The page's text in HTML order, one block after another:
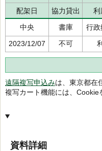
配架日
協力貸出 利
中央
書庫 行政
2023/12/07
不可
遠隔複写申込みは、東京都在
複写カート機能には、
資料詳細